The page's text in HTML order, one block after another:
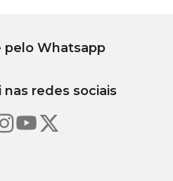
8.000mg/kg
pelo Whatsapp
nas redes sociais